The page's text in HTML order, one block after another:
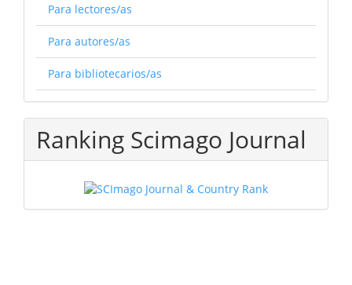
Para lectores/as
Para autores/as
Para bibliotecarios/as
Ranking Scimago Journal